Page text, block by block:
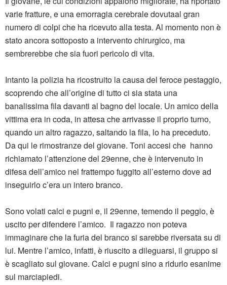
varie fratture, e una emorragia cerebrale dovutaal gran
numero di colpi che ha ricevuto alla testa. Al momento non è
stato ancora sottoposto a intervento chirurgico, ma
sembrerebbe che sia fuori pericolo di vita.
Intanto la polizia ha ricostruito la causa del feroce pestaggio,
scoprendo che all’origine di tutto ci sia stata una
banalissima fila davanti al bagno del locale. Un amico della
vittima era in coda, in attesa che arrivasse il proprio turno,
quando un altro ragazzo, saltando la fila, lo ha preceduto.
Da qui le rimostranze del giovane. Toni accesi che hanno
richiamato l’attenzione del 29enne, che è intervenuto in
difesa dell’amico nel frattempo fuggito all’esterno dove ad
inseguirlo c’era un intero branco.
Sono volati calci e pugni e, il 29enne, temendo il peggio, è
uscito per difendere l’amico. Il ragazzo non poteva
immaginare che la furia del branco si sarebbe riversata su di
lui. Mentre l’amico, infatti, è riuscito a dileguarsi, il gruppo si
è scagliato sul giovane. Calci e pugni sino a ridurlo esanime
sul marciapiedi.